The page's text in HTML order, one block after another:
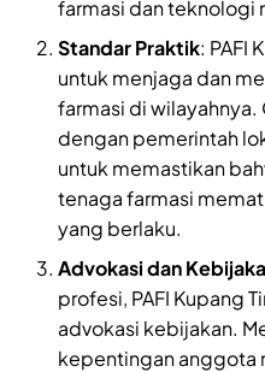
farmasi dan teknologi
Standar Praktik: PAFI
untuk menjaga dan
farmasi di wilayahnya.
dengan pemerintah
untuk memastikan
tenaga farmasi
yang berlaku.
Advokasi dan
profesi, PAFI Kupang
advokasi kebijakan.
kepentingan anggota